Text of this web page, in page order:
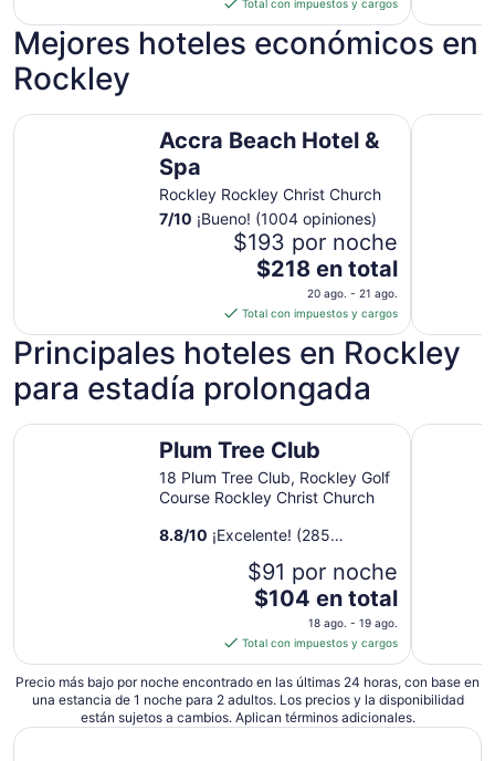
de
$218
por
noche
del
ago
al
21
ago
Total con impuestos y cargos
Mejores hoteles económicos en
Rockley
Accra Beach Hotel &
Spa
Rockley Rockley Christ Church
7/10 ¡Bueno! (1004 opiniones)
$193 por noche
El
precio
es
de
$218
en
total
por
noche
del
20
ago
al
ago
$218 en total
20 ago. - 21 ago.
Total con impuestos y cargos
Accra Beach Hotel & Spa Adulo
Principales hoteles en Rockley
para estadía prolongada
Plum Tree Club
18 Plum Tree Club, Rockley Golf
Course Rockley Christ Church
8.8/10 ¡Excelente! (285
$91 por noche
El
es
de
$104
en
total
$104 en total
18 ago. - 19 ago.
Total con impuestos y cargos
Plum Tree Club The
Precio más bajo por noche encontrado en las últimas 24 horas, con base en
una estancia de 1 noche para 2 adultos. Los precios y la disponibilidad
están sujetos a cambios. Aplican términos adicionales.